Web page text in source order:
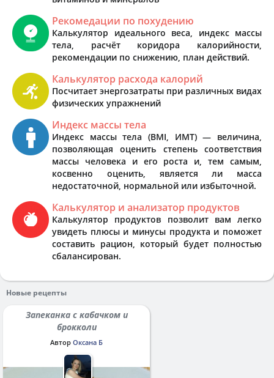
Рекомедации по похудению
Калькулятор идеального веса, индекс массы
тела, расчёт коридора калорийности,
рекомендации по снижению, план действий.
Калькулятор расхода калорий
Посчитает энергозатраты при различных видах
физических упражнений
Индекс массы тела
Индекс массы тела (BMI, ИМТ) — величина,
позволяющая оценить степень соответствия
массы человека и его роста и, тем самым,
косвенно оценить, является ли масса
недостаточной, нормальной или избыточной.
Калькулятор и анализатор продуктов
Калькулятор продуктов позволит вам легко
увидеть плюсы и минусы продукта и поможет
составить рацион, который будет полностью
сбалансирован.
Новые рецепты
Запеканка с кабачком и
брокколи
Автор Оксана Б